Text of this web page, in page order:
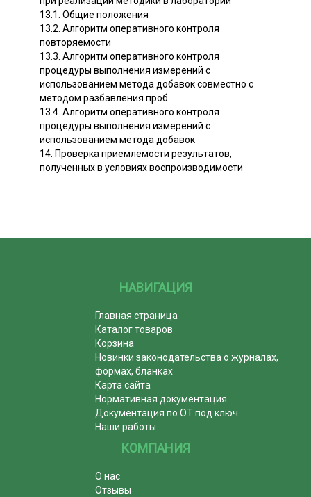
13.1. Общие положения
13.2. Алгоритм оперативного контроля
повторяемости
13.3. Алгоритм оперативного контроля
процедуры выполнения измерений с
использованием метода добавок совместно с
методом разбавления проб
13.4. Алгоритм оперативного контроля
процедуры выполнения измерений с
использованием метода добавок
14. Проверка приемлемости результатов,
полученных в условиях воспроизводимости
НАВИГАЦИЯ
Главная страница
Каталог товаров
Корзина
Новинки законодательства о журналах,
формах, бланках
Карта сайта
Нормативная документация
Документация по ОТ под ключ
Наши работы
КОМПАНИЯ
О нас
Отзывы